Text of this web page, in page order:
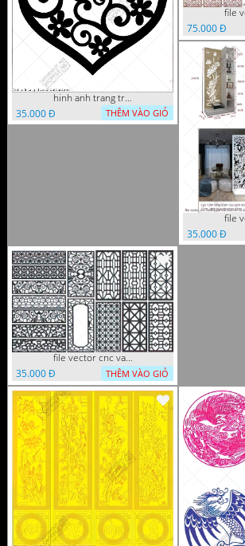
hinh anh trang tri cua so trai tim
35.000 Đ
THÊM VÀO GIỎ
75.000 Đ
35.000 Đ
file vector cnc vach ngan hang rao decor dac sac chua tung phung phi
35.000 Đ
THÊM VÀO GIỎ